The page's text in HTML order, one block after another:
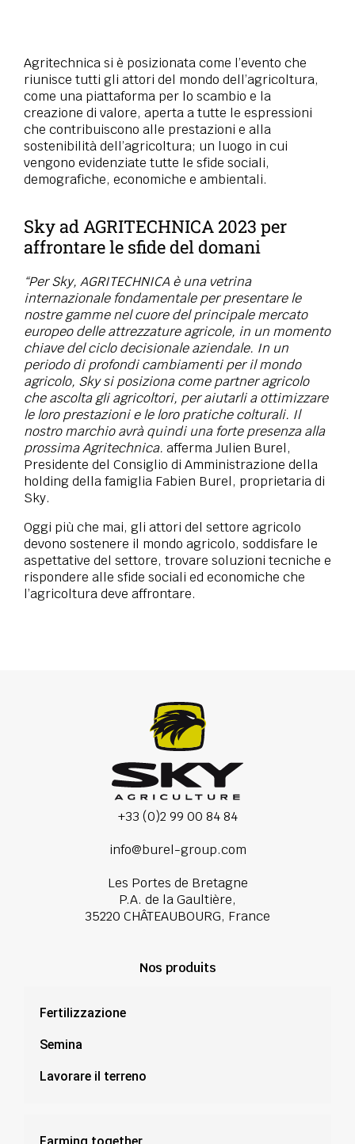
Agritechnica si è posizionata come l’evento che
riunisce tutti gli attori del mondo dell’agricoltura,
come una piattaforma per lo scambio e la
creazione di valore, aperta a tutte le espressioni
che contribuiscono alle prestazioni e alla
sostenibilità dell’agricoltura; un luogo in cui
vengono evidenziate tutte le sfide sociali,
demografiche, economiche e ambientali.
Sky ad AGRITECHNICA 2023 per
affrontare le sfide del domani
“Per Sky, AGRITECHNICA è una vetrina
internazionale fondamentale per presentare le
nostre gamme nel cuore del principale mercato
europeo delle attrezzature agricole, in un momento
chiave del ciclo decisionale aziendale. In un
periodo di profondi cambiamenti per il mondo
agricolo, Sky si posiziona come partner agricolo
che ascolta gli agricoltori, per aiutarli a ottimizzare
le loro prestazioni e le loro pratiche colturali. Il
nostro marchio avrà quindi una forte presenza alla
prossima Agritechnica. afferma Julien Burel,
Presidente del Consiglio di Amministrazione della
holding della famiglia Fabien Burel, proprietaria di
Sky.
Oggi più che mai, gli attori del settore agricolo
devono sostenere il mondo agricolo, soddisfare le
aspettative del settore, trovare soluzioni tecniche e
rispondere alle sfide sociali ed economiche che
l’agricoltura deve affrontare.
+33 (0)2 99 00 84 84
info@burel-group.com
Les Portes de Bretagne
P.A. de la Gaultière,
35220 CHÂTEAUBOURG, France
Nos produits
Fertilizzazione
Semina
Lavorare il terreno
Farming together